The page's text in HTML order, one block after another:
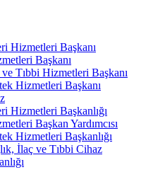
Hizmetleri Başkanı
Başkanı
Tıbbi Hizmetleri Başkanı
Hizmetleri Başkanı
Hizmetleri Başkanlığı
Başkan Yardımcısı
Hizmetleri Başkanlığı
İlaç ve Tıbbi Cihaz